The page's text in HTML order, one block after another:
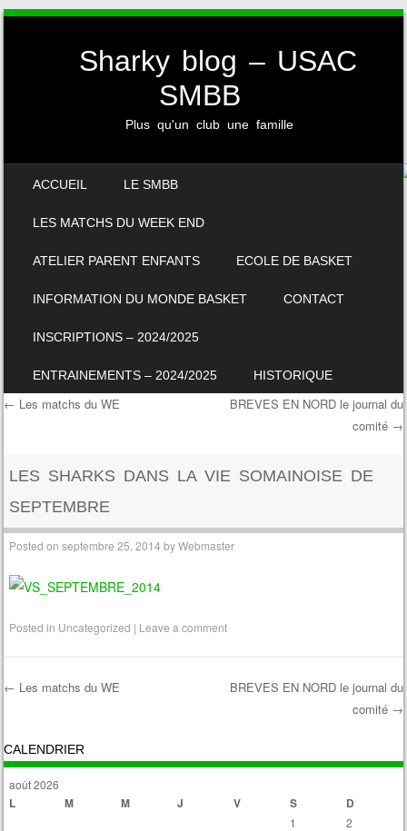
Sharky blog – USAC
SMBB
Plus qu'un club une famille
ACCUEIL LE SMBB
LES MATCHS DU WEEK END
ATELIER PARENT ENFANTS ECOLE DE BASKET
INFORMATION DU MONDE BASKET CONTACT
INSCRIPTIONS – 2024/2025
ENTRAINEMENTS – 2024/2025 HISTORIQUE
← Les matchs du WE
BREVES EN NORD le journal du
comité →
LES SHARKS DANS LA VIE SOMAINOISE DE
SEPTEMBRE
Posted onseptembre 25, 2014 byWebmaster
Posted in Uncategorized | Leave a comment
← Les matchs du WE
BREVES EN NORD le journal du
comité →
CALENDRIER
août 2026
L M M J V S D
1
2